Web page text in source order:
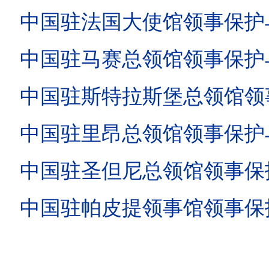
中国驻法国大使馆领事保护
中国驻马赛总领馆领事保护
中国驻斯特拉斯堡总领馆
中国驻里昂总领馆领事保护
中国驻圣但尼总领馆领事保
中国驻帕皮提领事馆领事保